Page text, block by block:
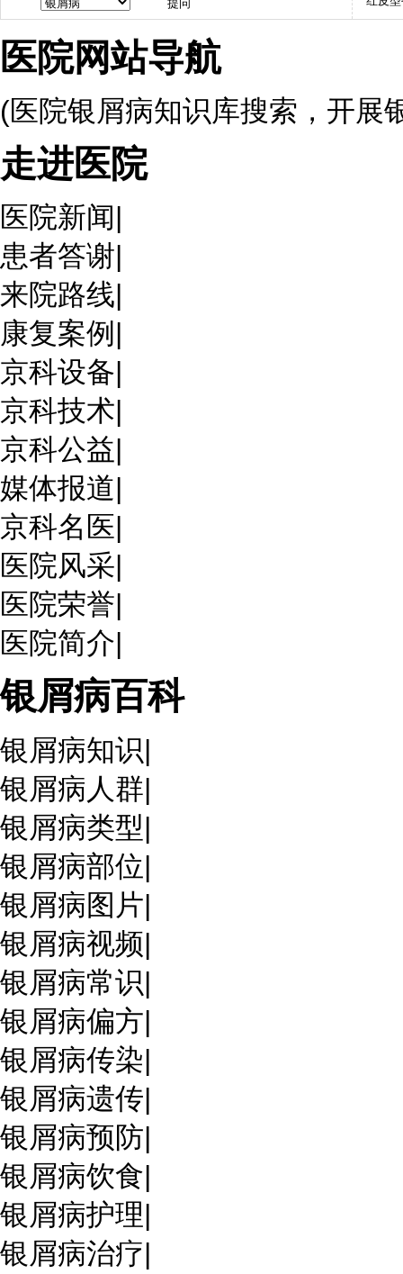
医院网站导航
(医院银屑病知识库搜索，开展
走进医院
医院新闻|
患者答谢|
来院路线|
康复案例 |
京科设备|
京科技术|
京科公益|
媒体报道|
京科名医|
医院风采|
医院荣誉|
医院简介|
银屑病百科
银屑病知识|
银屑病人群|
银屑病类型|
银屑病部位|
银屑病图片|
银屑病视频|
银屑病常识|
银屑病偏方|
银屑病传染|
银屑病遗传|
银屑病预防|
银屑病饮食|
银屑病护理|
银屑病治疗|